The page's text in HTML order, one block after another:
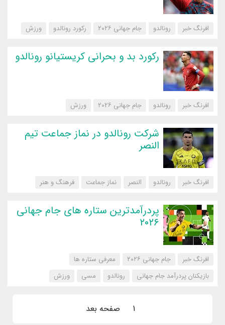
افرنگ خبر رونالدو جام جهانی ۲۰۲۶ رکورد رونالدو ‌ورزش
رکورد بد و بحرانی کریستیانو رونالدو
افرنگ خبر رونالدو جام جهانی ۲۰۲۶ ‌ورزش
شرکت رونالدو در نماز جماعت تیم
النصر
افرنگ خبر رونالدو النصر نماز جماعت ‌فرهنگ و هنر
پردرآمدترین ستاره های جام جهانی
۲۰۲۶
افرنگ خبر جام جهانی ۲۰۲۶
معرفی ستاره ها
بازیکنان پردرآمد جام جهانی
رونالدو مسی ‌ورزش
1 صفحه بعد